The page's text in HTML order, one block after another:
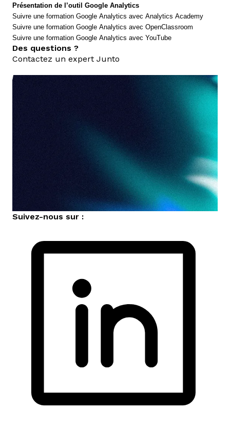
Présentation de l’outil Google Analytics
Suivre une formation Google Analytics avec Analytics Academy
Suivre une formation Google Analytics avec OpenClassroom
Suivre une formation Google Analytics avec YouTube
Des questions ?
Contactez un expert Junto
Suivez-nous sur :